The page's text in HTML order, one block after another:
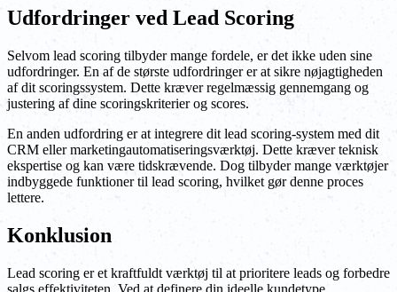
Udfordringer ved Lead Scoring
Selvom lead scoring tilbyder mange fordele, er det ikke uden sine
udfordringer. En af de største udfordringer er at sikre nøjagtigheden
af dit scoringssystem. Dette kræver regelmæssig gennemgang og
justering af dine scoringskriterier og scores.
En anden udfordring er at integrere dit lead scoring-system med dit
CRM eller marketingautomatiseringsværktøj. Dette kræver teknisk
ekspertise og kan være tidskrævende. Dog tilbyder mange værktøjer
indbyggede funktioner til lead scoring, hvilket gør denne proces
lettere.
Konklusion
Lead scoring er et kraftfuldt værktøj til at prioritere leads og forbedre